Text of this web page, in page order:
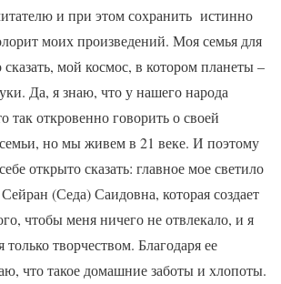
и при этом сохранить истинно
моих произведений. Моя семья для
мой космос, в котором планеты –
Да, я знаю, что у нашего народа
так откровенно говорить о своей
но мы живем в 21 веке. И поэтому
открыто сказать: главное мое светило
(Седа) Саидовна, которая создает
чтобы меня ничего не отвлекало, и я
творчеством. Благодаря ее
что такое домашние заботы и хлопоты.